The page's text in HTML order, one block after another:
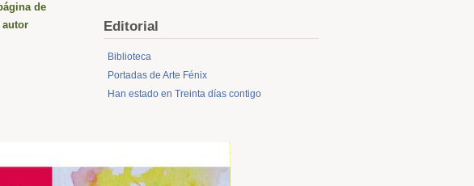
de
Editorial
Biblioteca
Portadas de Arte Fénix
Han estado en Treinta días contigo